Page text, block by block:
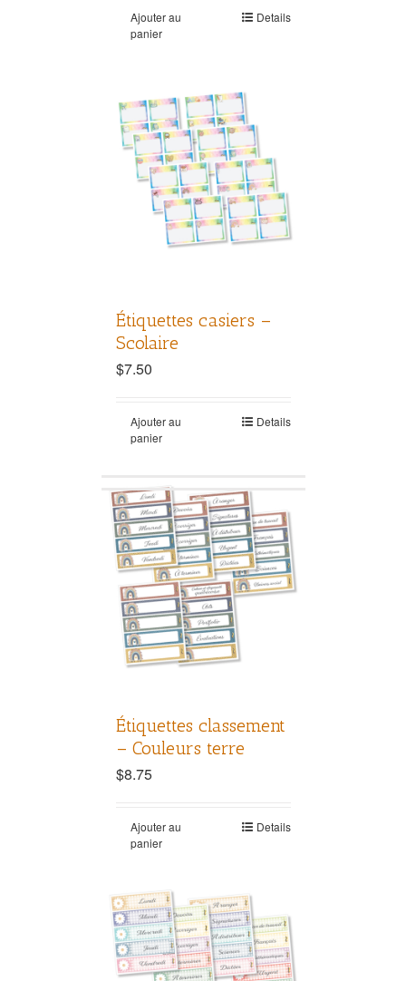
Ajouter au
panier
Details
Étiquettes casiers –
Scolaire
$7.50
Ajouter au
panier
Details
Étiquettes classement
– Couleurs terre
$8.75
Ajouter au
panier
Details